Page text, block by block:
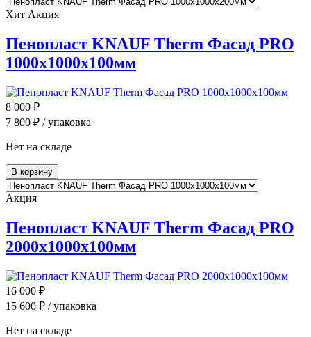
Хит Акция
Пенопласт KNAUF Therm Фасад PRO
1000x1000x100мм
8 000 ₽
7 800 ₽ / упаковка
Нет на складе
В корзину
Акция
Пенопласт KNAUF Therm Фасад PRO
2000x1000x100мм
16 000 ₽
15 600 ₽ / упаковка
Нет на складе